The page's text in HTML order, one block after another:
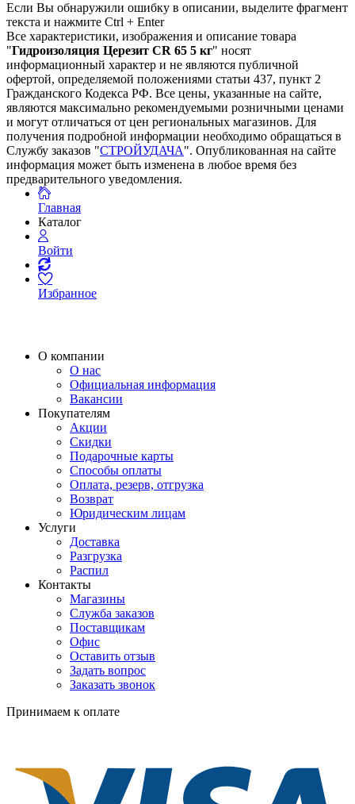
Если Вы обнаружили ошибку в описании, выделите фрагмент
текста и нажмите Ctrl + Enter
Все характеристики, изображения и описание товара
"Гидроизоляция Церезит СR 65 5 кг" носят
информационный характер и не являются публичной
офертой, определяемой положениями статьи 437, пункт 2
Гражданского Кодекса РФ. Все цены, указанные на сайте,
являются максимально рекомендуемыми розничными ценами
и могут отличаться от цен региональных магазинов. Для
получения подробной информации необходимо обращаться в
Службу заказов "СТРОЙУДАЧА". Опубликованная на сайте
информация может быть изменена в любое время без
предварительного уведомления.
Главная
Каталог
Войти
Избранное
О компании
О нас
Официальная информация
Вакансии
Покупателям
Акции
Скидки
Подарочные карты
Способы оплаты
Оплата, резерв, отгрузка
Возврат
Юридическим лицам
Услуги
Доставка
Разгрузка
Распил
Контакты
Магазины
Служба заказов
Поставщикам
Офис
Оставить отзыв
Задать вопрос
Заказать звонок
Принимаем к оплате